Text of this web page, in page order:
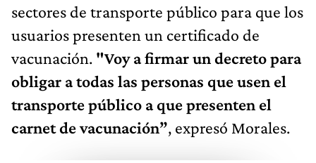
sectores de transporte público para que los
usuarios presenten un certificado de
vacunación. "Voy a firmar un decreto para
obligar a todas las personas que usen el
transporte público a que presenten el
carnet de vacunación”, expresó Morales.